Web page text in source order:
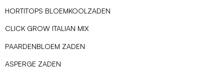
HORTITOPS BLOEMKOOLZADEN
CLICK GROW ITALIAN MIX
PAARDENBLOEM ZADEN
ASPERGE ZADEN